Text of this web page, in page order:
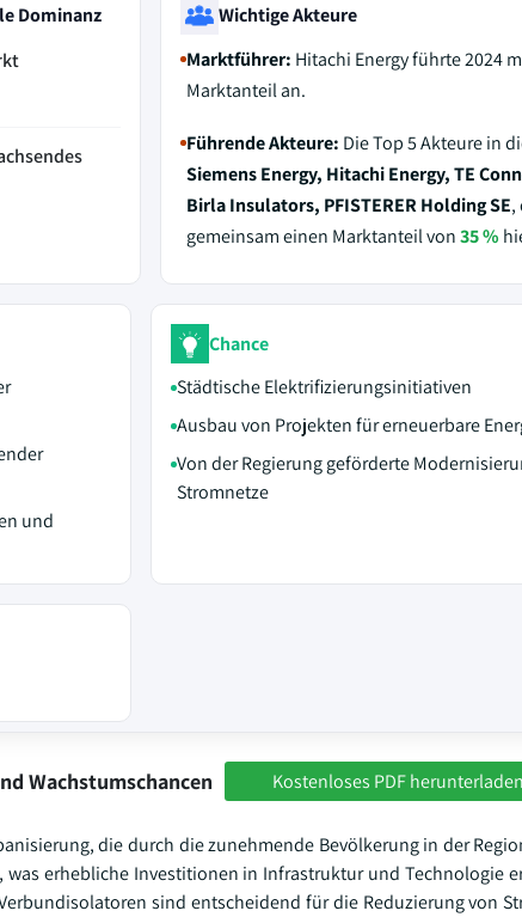
Dominanz
Wichtige Akteure
Marktführer: Hitachi Energy führte 2024
Marktanteil an.
Führende Akteure: Die Top 5 Akteure in
Siemens Energy, Hitachi Energy, TE
Birla Insulators, PFISTERER Holding SE,
gemeinsam einen Marktanteil von35 %
und
Chance
Städtische Elektrifizierungsinitiativen
Ausbau von Projekten für erneuerbare
Von der Regierung geförderte
Stromnetze
Wachstumschancen Kostenloses PDF herunterladen
die durch die zunehmende Bevölkerung in der
was erhebliche Investitionen in Infrastruktur und Technologie
sind entscheidend für die Reduzierung von